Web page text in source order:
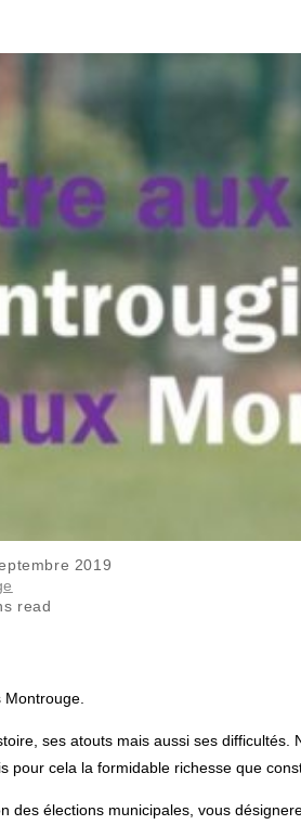
2019
read
ses atouts mais aussi ses
pour cela la formidable richesse que
des élections municipales, vous